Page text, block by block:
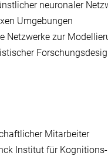
neuronaler
Umgebungen
Netzwerke zur
Mitarbeiter
Institut für